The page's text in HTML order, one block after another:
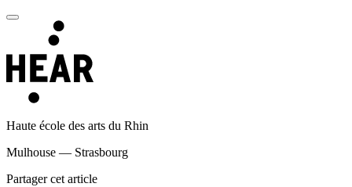
Haute école des arts du Rhin
Mulhouse — Strasbourg
Partager cet article